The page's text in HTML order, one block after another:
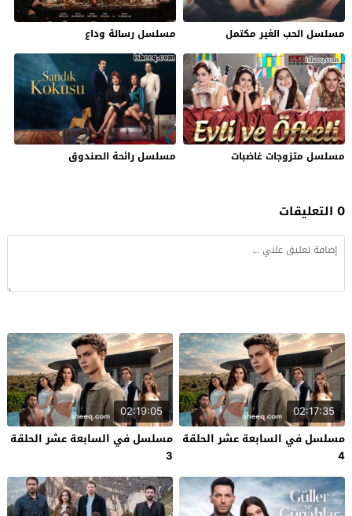
مسلسل الحب الغير مكتمل مسلسل رسالة وداع
مسلسل متزوجات غاضبات مسلسل رائحة الصندوق
0 التعليقات
02:17:35
مسلسل في السابعة عشر الحلقة
4
02:19:05
مسلسل في السابعة عشر الحلقة
3